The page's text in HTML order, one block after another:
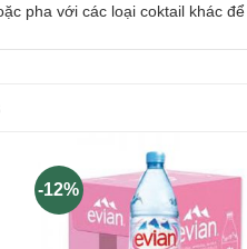
pha với các loại coktail khác
-12%